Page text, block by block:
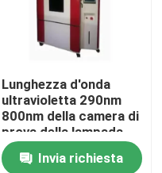
Lunghezza d'onda
ultravioletta 290nm
800nm della camera di
prova della lampada
allo xeno di
WeatherableInvia richiesta